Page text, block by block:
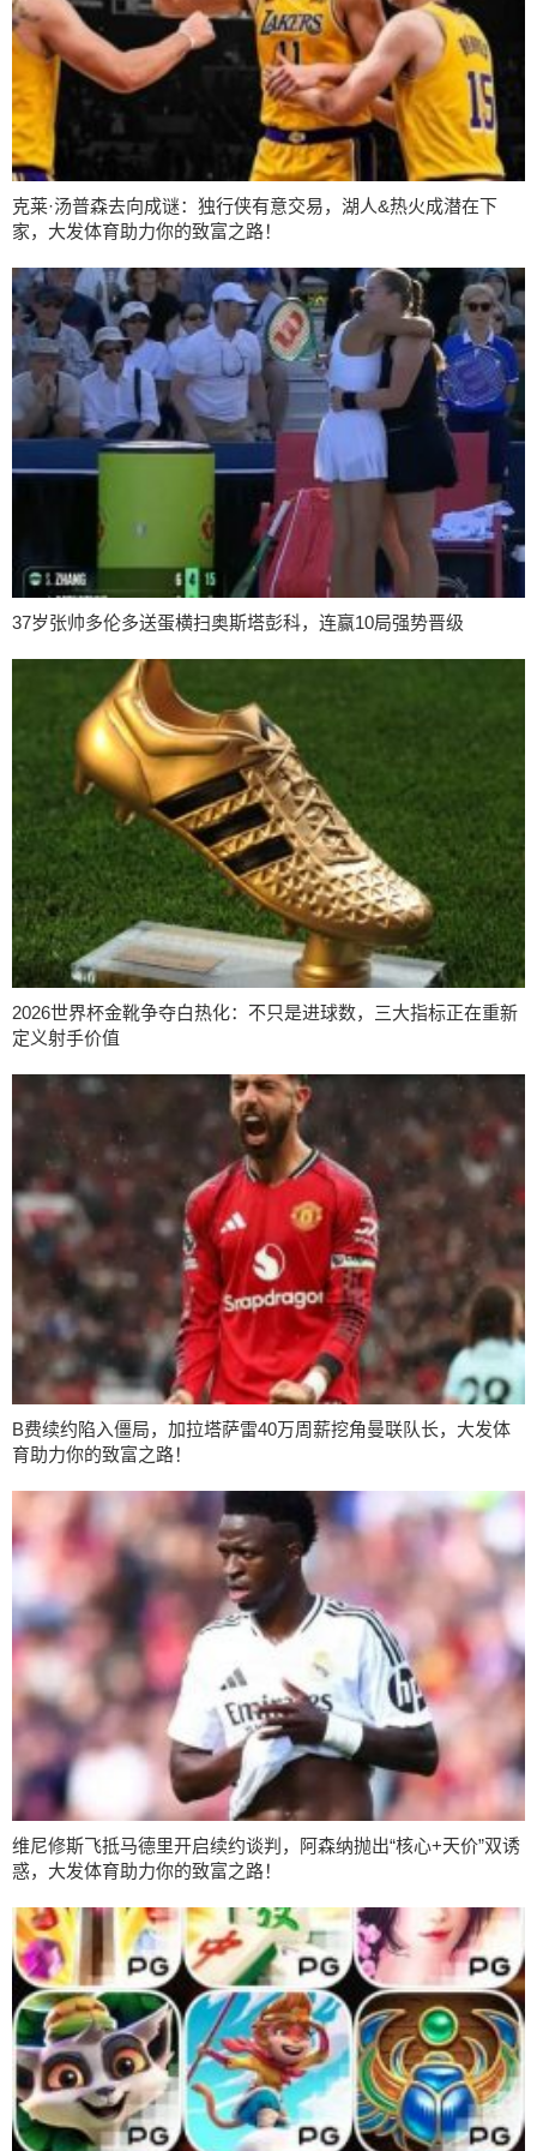
克莱·汤普森去向成谜：独行侠有意交易，湖人&热火成潜在下
家，大发体育助力你的致富之路！
37岁张帅多伦多送蛋横扫奥斯塔彭科，连赢10局强势晋级
2026世界杯金靴争夺白热化：不只是进球数，三大指标正在重新
定义射手价值
B费续约陷入僵局，加拉塔萨雷40万周薪挖角曼联队长，大发体
育助力你的致富之路！
维尼修斯飞抵马德里开启续约谈判，阿森纳抛出“核心+天价”双诱
惑，大发体育助力你的致富之路！